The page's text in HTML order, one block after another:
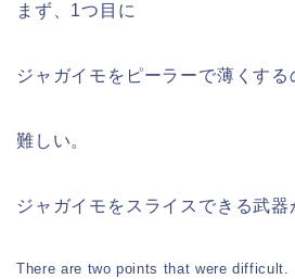
まず、1つ目に
ジャガイモをピーラーで薄くする
難しい。
ジャガイモをスライスできる武器
There are two points that were difficult.